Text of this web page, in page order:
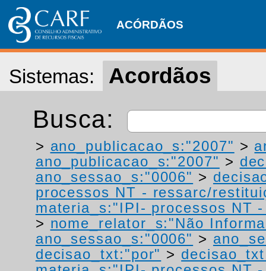
ACÓRDÃOS
Sistemas: Acordãos
Busca:
> ano_publicacao_s:"2007" >
ano_publicacao_s:"2007" >
ano_sessao_s:"0006" >
processos NT - ressarc/
materia_s:"IPI- processos NT
> nome_relator_s:"Não
ano_sessao_s:"0006" >
decisao_txt:"por" >